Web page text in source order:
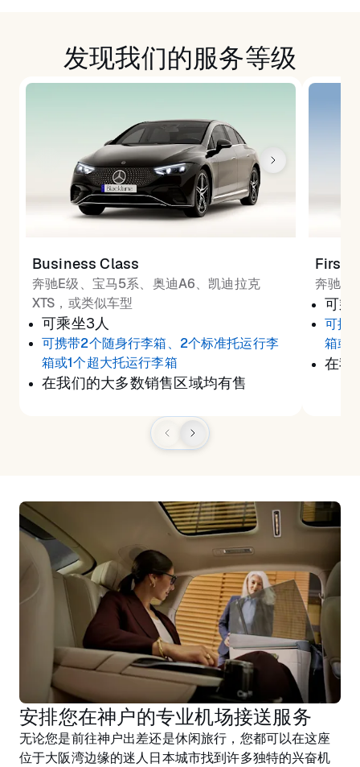
发现我们的服务等级
Business Class
奔驰E级、宝马5系、奥迪A6、凯迪拉克
XTS，或类似车型
可乘坐3人
可携带2个随身行李箱、2个标准托运行李
箱或1个超大托运行李箱
在我们的大多数销售区域均有售
First
奔驰S
可乘
可携
箱或
在我
安排您在神户的专业机场接送服务
无论您是前往神户出差还是休闲旅行，您都可以在这座
位于大阪湾边缘的迷人日本城市找到许多独特的兴奋机